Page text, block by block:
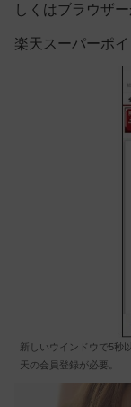
しくはブラウザ
楽天スーパーポ
新しいウインドウで5秒
天の会員登録が必要。